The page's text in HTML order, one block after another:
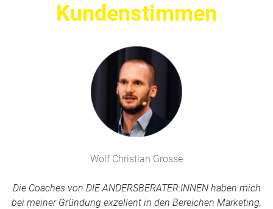
Kundenstimmen
Wolf Christian Grosse
Die Coaches von DIE ANDERSBERATER:INNEN haben mich
bei meiner Gründung exzellent in den Bereichen Marketing,